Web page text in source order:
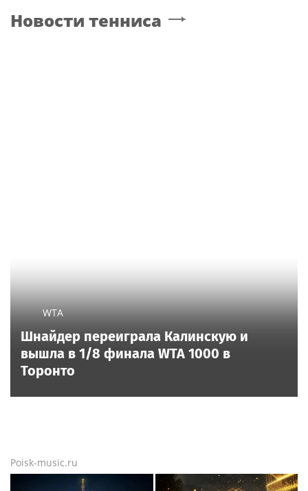
Новости тенниса
WTA
Шнайдер переиграла Калинскую и
вышла в 1/8 финала WTA 1000 в
Торонто
Poisk-music.ru